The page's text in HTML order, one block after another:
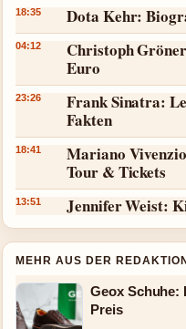
18:35 Dota Kehr:
04:12
Christoph
Euro
23:26
Frank Sinatra:
Fakten
18:41
Mariano
Tour & Tickets
13:51 Jennifer Weist:
MEHR AUS DER REDAKTION
Geox Schuhe:
Preis